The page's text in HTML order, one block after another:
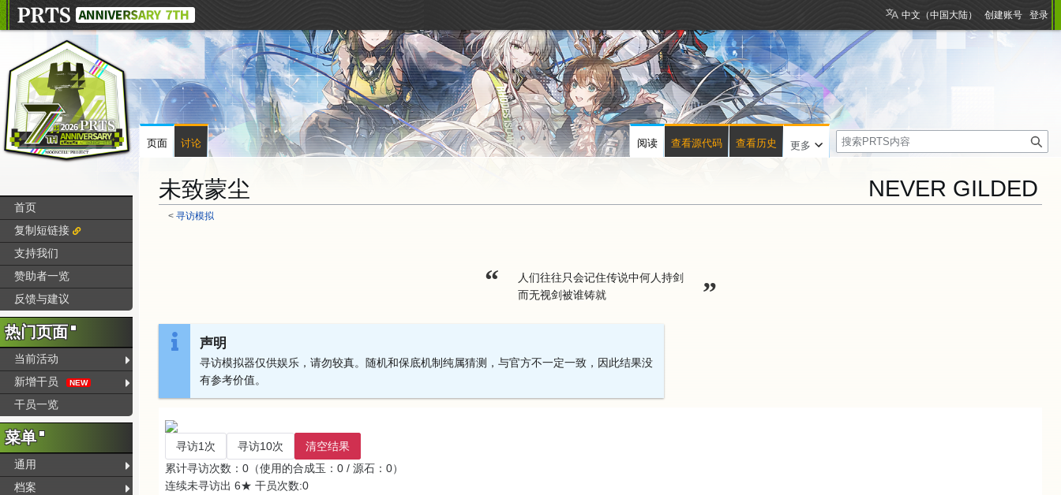
NEVER GILDED
未致蒙尘
< 寻访模拟
“
人们往往只会记住传说中何人持剑
而无视剑被谁铸就
”
声明
寻访模拟器仅供娱乐，请勿较真。随机和保底机制纯属猜测，与官方不一定一致，因此结果没
有参考价值。
寻访1次 寻访10次
清空结果
累计寻访次数：0（使用的合成玉：0 / 源石：0）
连续未寻访出 6★ 干员次数:0
中文（中国大陆） 创建账号 登录
页面 讨论 阅读 查看源代码 查看历史 更多
搜
索
首页
复制短链接
支持我们
赞助者一览
反馈与建议
热门页面
当前活动
新增干员
NEW
干员一览
菜单
通用
档案